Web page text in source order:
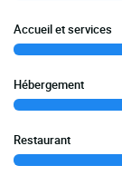
Accueil et services
Hébergement
Restaurant